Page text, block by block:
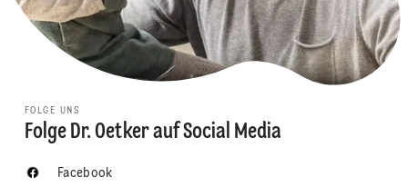
FOLGE UNS
Folge Dr. Oetker auf Social Media
Facebook